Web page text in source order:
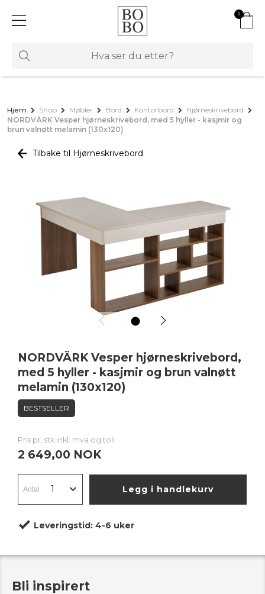
0
Hjem Shop Møbler Bord Kontorbord
Hjørneskrivebord
NORDVÄRK Vesper hjørneskrivebord, med 5 hyller - kasjmir og
brun valnøtt melamin (130x120)
Tilbake til Hjørneskrivebord
NORDVÄRK Vesper hjørneskrivebord,
med 5 hyller - kasjmir og brun valnøtt
melamin (130x120)
BESTSELLER
Pris pr. stk inkl. mva og toll
2 649,00 NOK
Legg i handlekurv
Leveringstid: 4-6 uker
Bli inspirert